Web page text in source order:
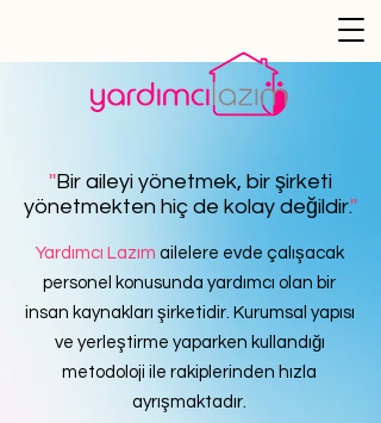
''Bir aileyi yönetmek, bir şirketi
yönetmekten hiç de kolay değildir.''
Yardımcı Lazım ailelere evde çalışacak
personel konusunda yardımcı olan bir
insan kaynakları şirketidir. Kurumsal yapısı
ve yerleştirme yaparken kullandığı
metodoloji ile rakiplerinden hızla
ayrışmaktadır.